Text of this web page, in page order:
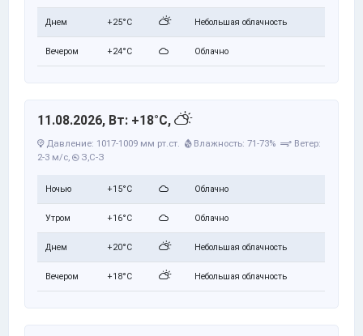
Днем +25°C Небольшая облачность
Вечером +24°C Облачно
11.08.2026, Вт: +18°C,
Давление: 1017-1009 мм рт.ст. Влажность: 71-73%
Ветер:
2-3 м/с, З,С-З
Ночью +15°C Облачно
Утром +16°C Облачно
Днем +20°C Небольшая облачность
Вечером +18°C Небольшая облачность